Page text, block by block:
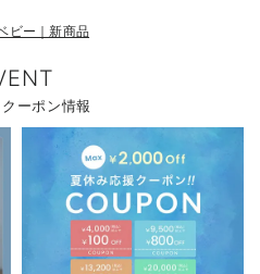
品を確認する
ビー｜新商品
ーポン情報